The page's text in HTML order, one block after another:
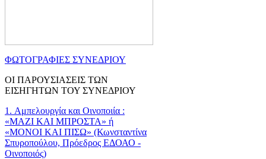
ΦΩΤΟΓΡΑΦΙΕΣ ΣΥΝΕΔΡΙΟΥ
ΟΙ ΠΑΡΟΥΣΙΑΣΕΙΣ ΤΩΝ
ΕΙΣΗΓΗΤΩΝ ΤΟΥ ΣΥΝΕΔΡΙΟΥ
1. Αμπελουργία και Οινοποιία :
«ΜΑΖΙ ΚΑΙ ΜΠΡΟΣΤΑ» ή
«ΜΟΝΟΙ ΚΑΙ ΠΙΣΩ» (Κωνσταντίνα
Σπυροπούλου, Πρόεδρος ΕΔΟΑΟ -
Οινοποιός)